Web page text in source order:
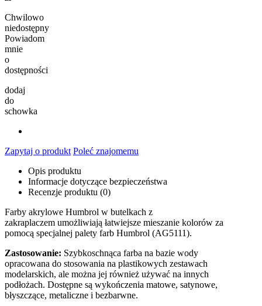
Chwilowo
niedostępny
Powiadom
mnie
o
dostępności
dodaj
do
schowka
Zapytaj o produkt Poleć znajomemu
Opis produktu
Informacje dotyczące bezpieczeństwa
Recenzje produktu (0)
Farby akrylowe Humbrol w butelkach z
zakraplaczem umożliwiają łatwiejsze mieszanie kolorów za
pomocą specjalnej palety farb Humbrol (AG5111).
Zastosowanie: Szybkoschnąca farba na bazie wody
opracowana do stosowania na plastikowych zestawach
modelarskich, ale można jej również używać na innych
podłożach. Dostępne są wykończenia matowe, satynowe,
błyszczące, metaliczne i bezbarwne.